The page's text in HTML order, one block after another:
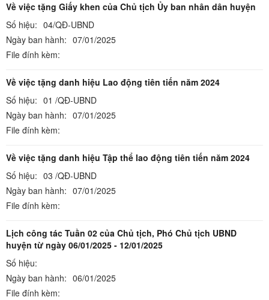
Về việc tặng Giấy khen của Chủ tịch Ủy ban nhân dân huyện
Số hiệu: 04/QĐ-UBND
Ngày ban hành: 07/01/2025
File đính kèm:
Về việc tặng danh hiệu Lao động tiên tiến năm 2024
Số hiệu: 01 /QĐ-UBND
Ngày ban hành: 07/01/2025
File đính kèm:
Về việc tặng danh hiệu Tập thể lao động tiên tiến năm 2024
Số hiệu: 03 /QĐ-UBND
Ngày ban hành: 07/01/2025
File đính kèm:
Lịch công tác Tuần 02 của Chủ tịch, Phó Chủ tịch UBND
huyện từ ngày 06/01/2025 - 12/01/2025
Số hiệu:
Ngày ban hành: 06/01/2025
File đính kèm: